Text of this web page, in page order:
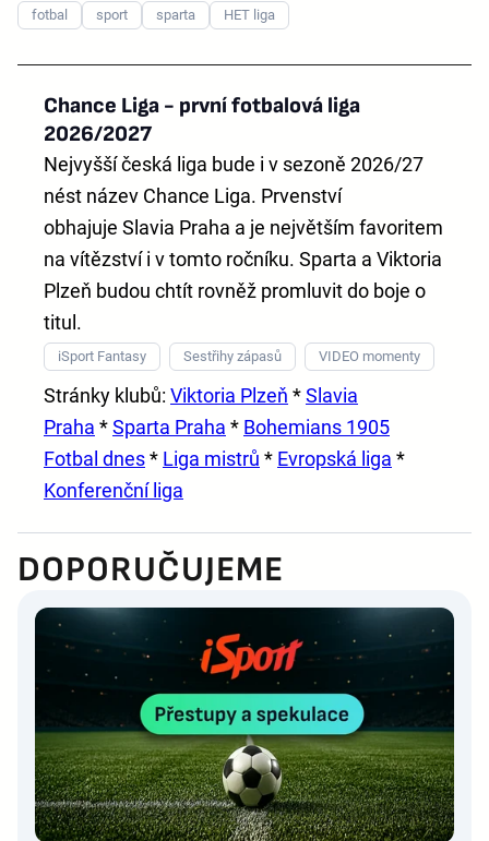
fotbal sport sparta HET liga
Chance Liga - první fotbalová liga
2026/2027
Nejvyšší česká liga bude i v sezoně 2026/27
nést název Chance Liga. Prvenství
obhajuje Slavia Praha a je největším favoritem
na vítězství i v tomto ročníku. Sparta a Viktoria
Plzeň budou chtít rovněž promluvit do boje o
titul.
iSport Fantasy Sestřihy zápasů VIDEO momenty
Stránky klubů: Viktoria Plzeň *Slavia
Praha *Sparta Praha * Bohemians 1905
Fotbal dnes* Liga mistrů * Evropská liga *
Konferenční liga
DOPORUČUJEME